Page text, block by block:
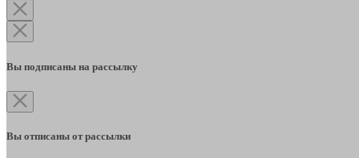
Вы подписаны на рассылку
Вы отписаны от рассылки